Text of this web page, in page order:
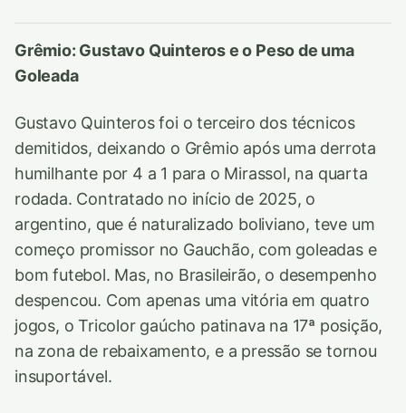
Grêmio: Gustavo Quinteros e o Peso de uma
Goleada
Gustavo Quinteros foi o terceiro dos técnicos
demitidos, deixando o Grêmio após uma derrota
humilhante por 4 a 1 para o Mirassol, na quarta
rodada. Contratado no início de 2025, o
argentino, que é naturalizado boliviano, teve um
começo promissor no Gauchão, com goleadas e
bom futebol. Mas, no Brasileirão, o desempenho
despencou. Com apenas uma vitória em quatro
jogos, o Tricolor gaúcho patinava na 17ª posição,
na zona de rebaixamento, e a pressão se tornou
insuportável.